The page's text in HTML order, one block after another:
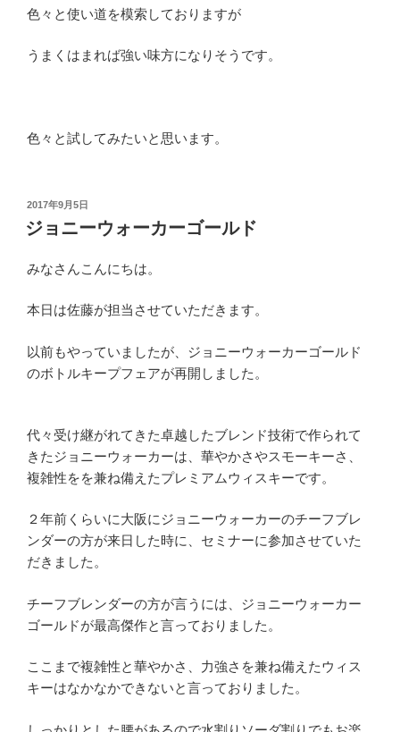
色々と使い道を模索しておりますが
うまくはまれば強い味方になりそうです。
色々と試してみたいと思います。
投
稿
日:
2017年9月5日
ジョニーウォーカーゴールド
みなさんこんにちは。
本日は佐藤が担当させていただきます。
以前もやっていましたが、ジョニーウォーカーゴールド
のボトルキープフェアが再開しました。
代々受け継がれてきた卓越したブレンド技術で作られて
きたジョニーウォーカーは、華やかさやスモーキーさ、
複雑性をを兼ね備えたプレミアムウィスキーです。
２年前くらいに大阪にジョニーウォーカーのチーフブレ
ンダーの方が来日した時に、セミナーに参加させていた
だきました。
チーフブレンダーの方が言うには、ジョニーウォーカー
ゴールドが最高傑作と言っておりました。
ここまで複雑性と華やかさ、力強さを兼ね備えたウィス
キーはなかなかできないと言っておりました。